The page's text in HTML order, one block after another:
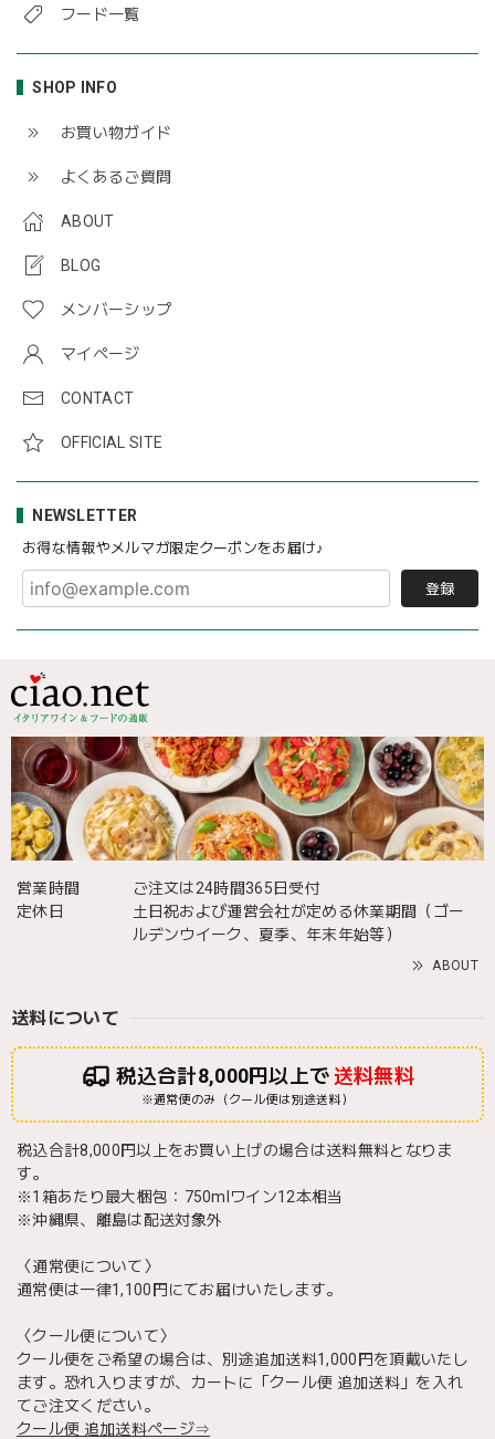
フード一覧
SHOP INFO
お買い物ガイド
よくあるご質問
ABOUT
BLOG
メンバーシップ
マイページ
CONTACT
OFFICIAL SITE
NEWSLETTER
お得な情報やメルマガ限定クーポンをお届け♪
登録
営業時間
ご注文は24時間365日受付
定休日
土日祝および運営会社が定める休業期間（ゴー
ルデンウイーク、夏季、年末年始等）
ABOUT
送料について
税込合計8,000円以上で送料無料
※通常便のみ（クール便は別途送料）
税込合計8,000円以上をお買い上げの場合は送料無料となりま
す。
※1箱あたり最大梱包：750mlワイン12本相当
※沖縄県、離島は配送対象外
〈通常便について〉
通常便は一律1,100円にてお届けいたします。
〈クール便について〉
クール便をご希望の場合は、別途追加送料1,000円を頂戴いたし
ます。恐れ入りますが、カートに「クール便 追加送料」を入れ
てご注文ください。
クール便 追加送料ページ⇒